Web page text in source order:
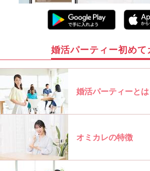
婚活パーティー初めて
婚活パーティーとは
オミカレの特徴